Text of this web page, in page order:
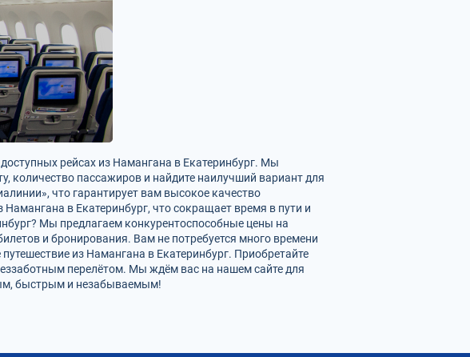
рейсах из Намангана в Екатеринбург. Мы
количество пассажиров и найдите наилучший вариант для
что гарантирует вам высокое качество
в Екатеринбург, что сокращает время в пути и
Мы предлагаем конкурентоспособные цены на
и бронирования. Вам не потребуется много времени
из Намангана в Екатеринбург. Приобретайте
перелётом. Мы ждём вас на нашем сайте для
быстрым и незабываемым!